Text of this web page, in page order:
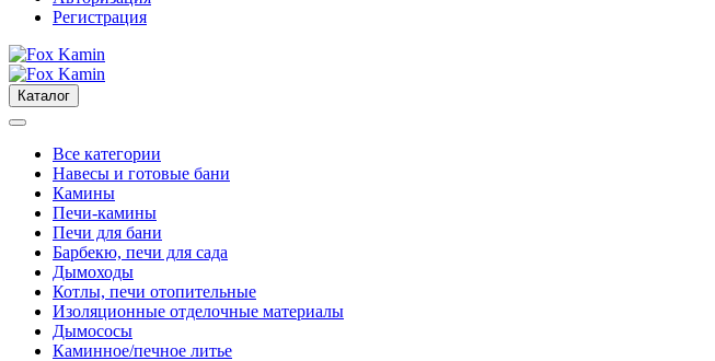
Регистрация
Каталог
Все категории
Навесы и готовые бани
Камины
Печи-камины
Печи для бани
Барбекю, печи для сада
Дымоходы
Котлы, печи отопительные
Изоляционные отделочные материалы
Дымососы
Каминное/печное литье